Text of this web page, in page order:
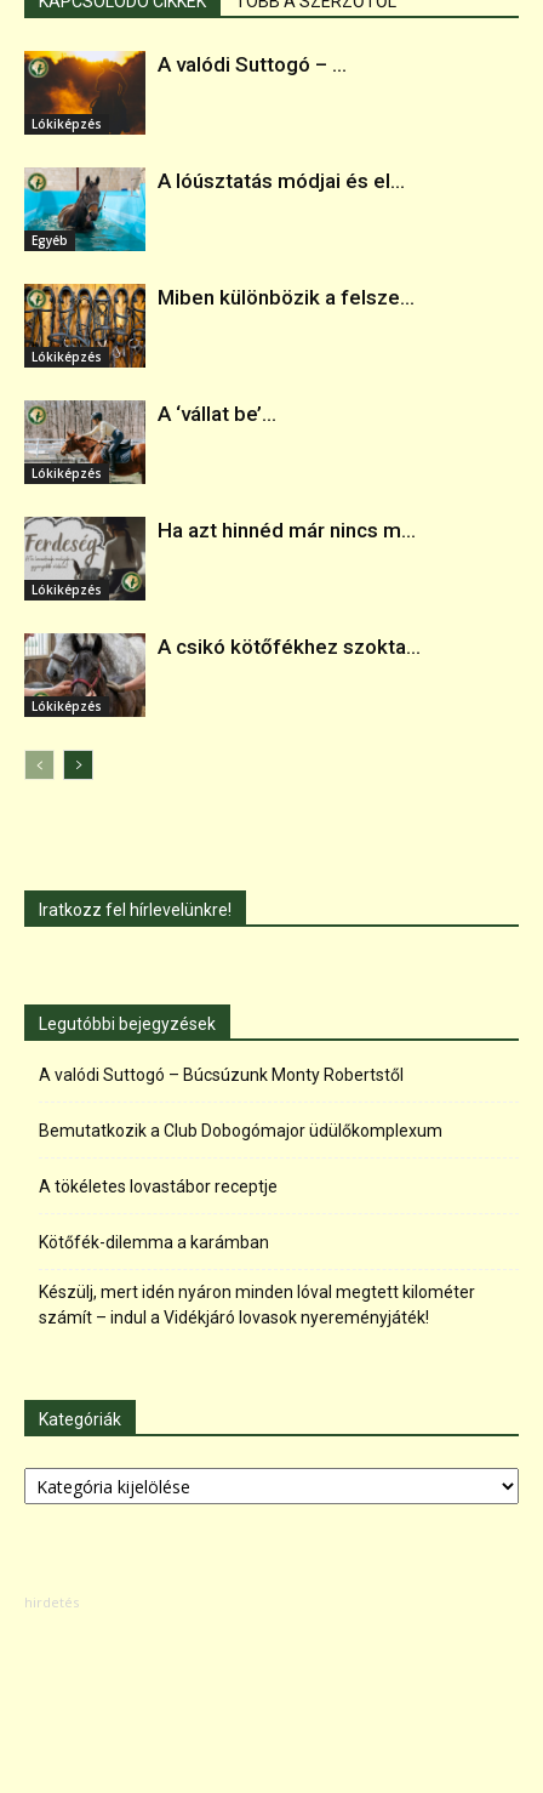
Lókiképzés
A valódi Suttogó – ...
Egyéb
A lóúsztatás módjai és el...
Lókiképzés
Miben különbözik a felsze...
Lókiképzés
A ‘vállat be’...
Lókiképzés
Ha azt hinnéd már nincs m...
Lókiképzés
A csikó kötőfékhez szokta...
Iratkozz fel hírlevelünkre!
Legutóbbi bejegyzések
A valódi Suttogó – Búcsúzunk Monty Robertstől
Bemutatkozik a Club Dobogómajor üdülőkomplexum
A tökéletes lovastábor receptje
Kötőfék-dilemma a karámban
Készülj, mert idén nyáron minden lóval megtett kilométer
számít – indul a Vidékjáró lovasok nyereményjáték!
Kategóriák
Kategóriák